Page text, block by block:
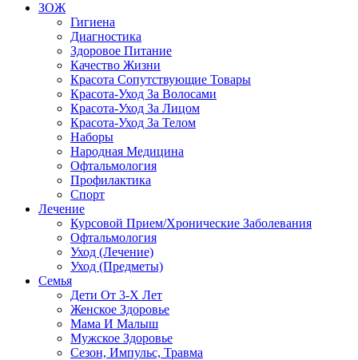
ЗОЖ
Гигиена
Диагностика
Здоровое Питание
Качество Жизни
Красота Сопутствующие Товары
Красота-Уход За Волосами
Красота-Уход За Лицом
Красота-Уход За Телом
Наборы
Народная Медицина
Офтальмология
Профилактика
Спорт
Лечение
Курсовой Прием/Хронические Заболевания
Офтальмология
Уход (Лечение)
Уход (Предметы)
Семья
Дети От 3-Х Лет
Женское Здоровье
Мама И Малыш
Мужское Здоровье
Сезон, Импульс, Травма